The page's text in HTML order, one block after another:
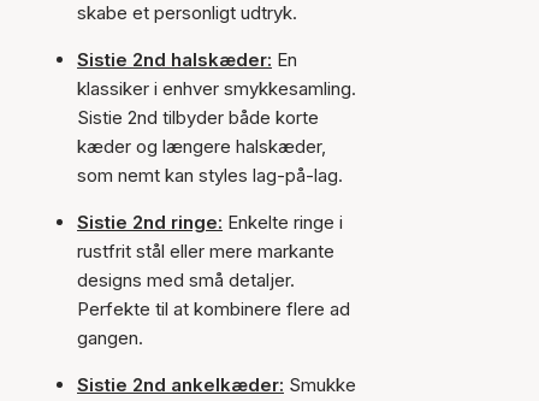
skabe et personligt udtryk.
Sistie 2nd halskæder: En
klassiker i enhver smykkesamling.
Sistie 2nd tilbyder både korte
kæder og længere halskæder,
som nemt kan styles lag-på-lag.
Sistie 2nd ringe: Enkelte ringe i
rustfrit stål eller mere markante
designs med små detaljer.
Perfekte til at kombinere flere ad
gangen.
Sistie 2nd ankelkæder: Smukke